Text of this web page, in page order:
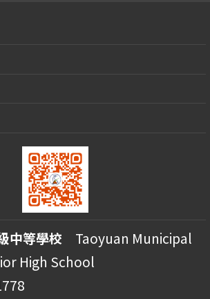
中等學校 Taoyuan Municipal
High School